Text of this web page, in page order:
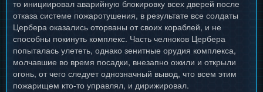
то инициировал аварийную блокировку всех дверей после
отказа системе пожаротушения, в результате все солдаты
Цербера оказались оторваны от своих кораблей, и не
способны покинуть комплекс. Часть челноков Цербера
попыталась улететь, однако зенитные орудия комплекса,
молчавшие во время посадки, внезапно ожили и открыли
огонь, от чего следует однозначный вывод, что всем этим
пожарищем кто-то управлял, и дирижировал.